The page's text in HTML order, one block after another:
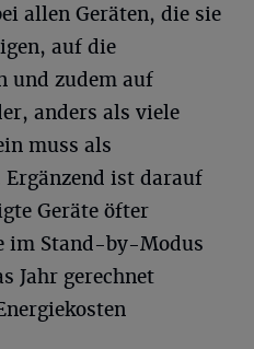
allen Geräten, die sie
auf die
und zudem auf
anders als viele
muss als
ist darauf
Geräte öfter
im Stand-by-Modus
Jahr gerechnet